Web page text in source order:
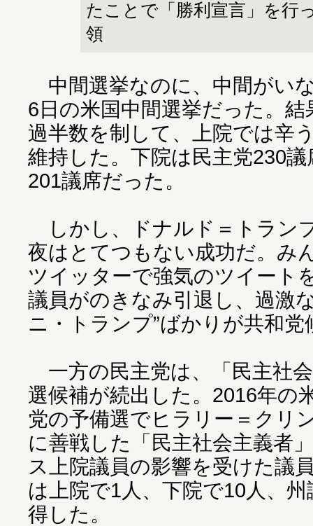
たことで「勝利宣言」を行
領
中間選挙なのに、中間がい
6日の米国中間選挙だった。
過半数を制して、上院では辛
維持した。下院は民主党230
201議席だった。
しかし、ドナルド＝トラン
夜はとてつもない成功だ。み
ツイッターで強気のツイート
議員がのきなみ引退し、過激
ニ・トランプ”ばかりが共和
一方の民主党は、「民主社
選候補が続出した。2016年の
党の予備選でヒラリー＝クリ
に善戦した「民主社会主義者
ス上院議員の影響を受けた議
は上院で1人、下院で10人、
得した。